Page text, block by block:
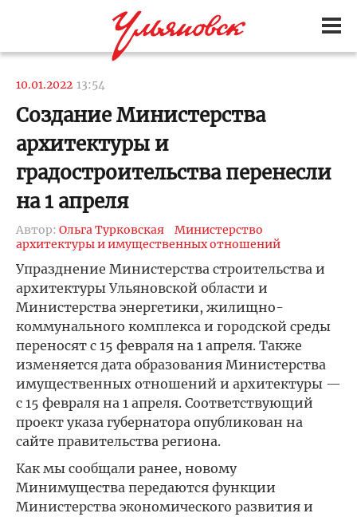
10.01.2022 13:54
Создание Министерства
архитектуры и
градостроительства перенесли
на 1 апреля
Автор: Ольга Турковская
Министерство
архитектуры и имущественных отношений
Упразднение Министерства строительства и
архитектуры Ульяновской области и
Министерства энергетики, жилищно-
коммунального комплекса и городской среды
переносят с 15 февраля на 1 апреля. Также
изменяется дата образования Министерства
имущественных отношений и архитектуры —
с 15 февраля на 1 апреля. Соответствующий
проект указа губернатора опубликован на
сайте правительства региона.
Как мы сообщали ранее, новому
Минимущества передаются функции
Министерства экономического развития и